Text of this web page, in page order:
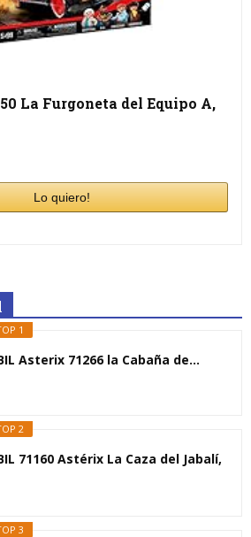
La Furgoneta del Equipo A,
Lo quiero!
1
Asterix 71266 la Cabaña de...
2
71160 Astérix La Caza del Jabalí,
3